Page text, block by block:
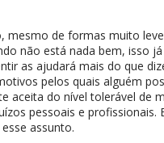
de formas muito
não está nada bem, isso
as ajudará mais do que
pelos quais alguém
aceita do nível tolerável de
pessoais e profissionais.
assunto.